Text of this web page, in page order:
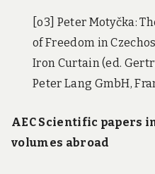
[o3] Peter Motyčka:
of Freedom in
Iron Curtain (ed.
Peter Lang GmbH,
AEC Scientific papers
volumes abroad